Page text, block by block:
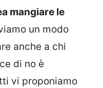
mangiare le
un modo
anche a chi
di no è
vi proponiamo